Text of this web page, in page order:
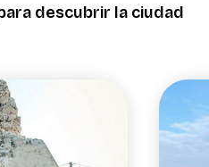
descubrir la ciudad